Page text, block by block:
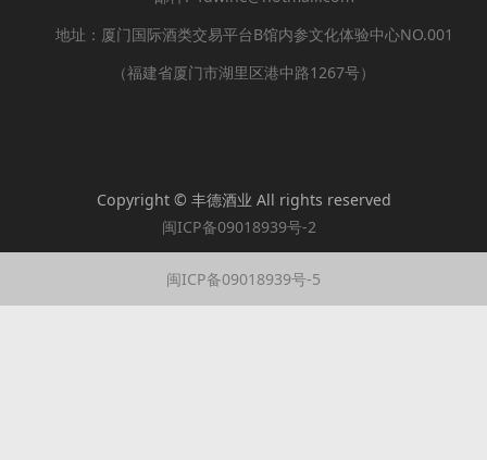
地址：厦门国际酒类交易平台B馆内参文化体验中心NO.001
（福建省厦门市湖里区港中路1267号）
Copyright © 丰德酒业 All rights reserved
闽ICP备09018939号-2
闽ICP备09018939号-5